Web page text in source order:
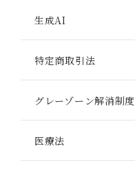
生成AI
特定商取引法
グレーゾーン解消制度
医療法